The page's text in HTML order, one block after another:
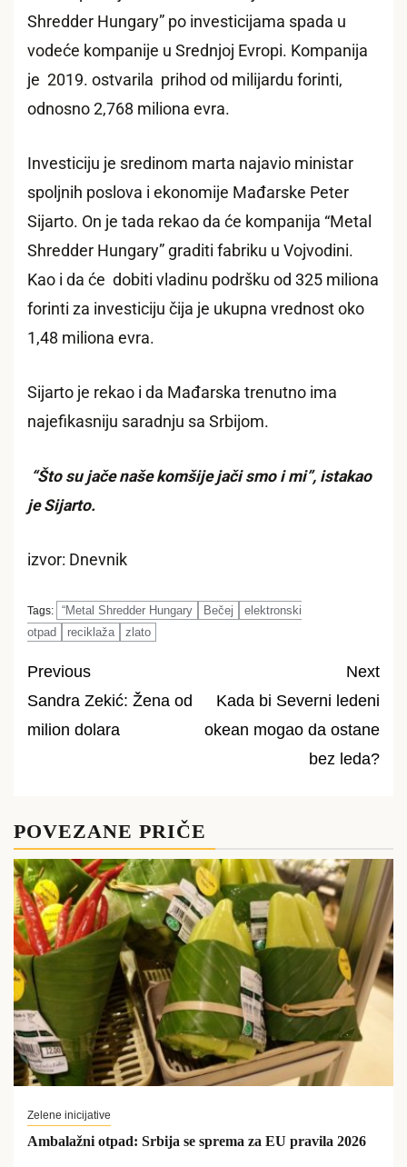
Shredder Hungary” po investicijama spada u
vodeće kompanije u Srednjoj Evropi. Kompanija
je 2019. ostvarila prihod od milijardu forinti,
odnosno 2,768 miliona evra.
Investiciju je sredinom marta najavio ministar
spoljnih poslova i ekonomije Mađarske Peter
Sijarto. On je tada rekao da će kompanija “Metal
Shredder Hungary” graditi fabriku u Vojvodini.
Kao i da će dobiti vladinu podršku od 325 miliona
forinti za investiciju čija je ukupna vrednost oko
1,48 miliona evra.
Sijarto je rekao i da Mađarska trenutno ima
najefikasniju saradnju sa Srbijom.
“Što su jače naše komšije jači smo i mi”, istakao
je Sijarto.
izvor: Dnevnik
Tags: “Metal Shredder Hungary Bečej
elektronski
otpad
reciklaža zlato
Post
navigation
Previous
Sandra Zekić: Žena od
milion dolara
Next
Kada bi Severni ledeni
okean mogao da ostane
bez leda?
POVEZANE PRIČE
Zelene inicijative
Ambalažni otpad: Srbija se sprema za EU pravila 2026